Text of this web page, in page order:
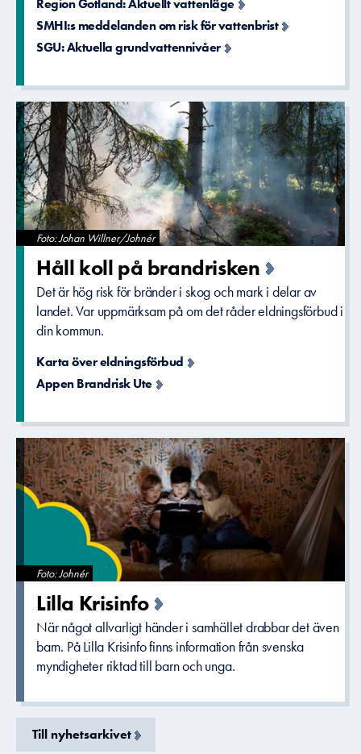
Region Gotland: Aktuellt vattenläge
SMHI:s meddelanden om risk för vattenbrist
SGU: Aktuella grundvattennivåer
Foto: Johan Willner/Johnér
Håll koll på brandriske­n
Det är hög risk för bränder i skog och mark i delar av
landet. Var uppmärksam på om det råder eldningsförbud i
din kommun.
Karta över eldningsförbud
Appen Brandrisk Ute
Foto: Johnér
Lilla Krisinfo
När något allvarligt händer i samhället drabbar det även
barn. På Lilla Krisinfo finns information från svenska
myndigheter riktad till barn och unga.
Till nyhetsarkivet